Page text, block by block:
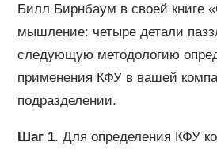
Билл Бирнбаум в своей книге
мышление: четыре детали
следующую методологию
применения КФУ в вашей
подразделении.
Шаг 1. Для определения КФУ